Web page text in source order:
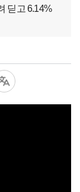
딛고 6.14%